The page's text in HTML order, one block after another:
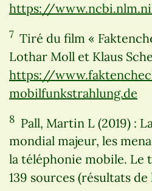
https://
7 Tiré du film «
Lothar Moll et Klaus
https://
mobilfunkstrahlung.de
8 Pall, Martin L (2019) :
mondial majeur, les
la téléphonie mobile. Le
139 sources (résultats de